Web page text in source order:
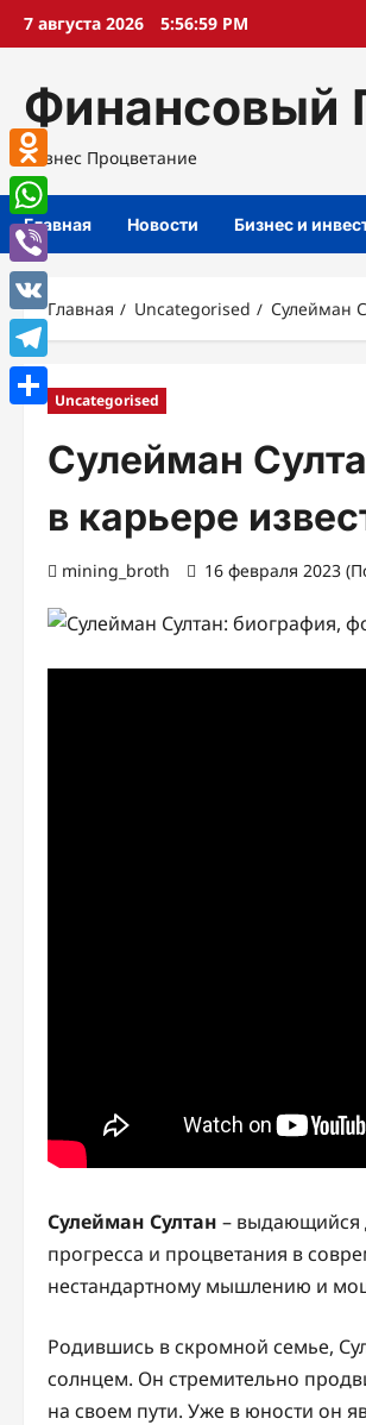
Перейти
7 августа 2026 5:57:00 PM
Финансовый
Бизнес Процветание
Главная Новости Бизнес и
Главная Uncategorised Сулейман
Uncategorised
Сулейман
в карьере
mining_broth 16 февраля 2023
Сулейман Султан – выдающийся
прогресса и процветания в
нестандартному мышлению и
Родившись в скромной семье,
солнцем. Он стремительно
на своем пути. Уже в юности он
Odnoklassniki
WhatsApp
Viber
VK
Telegram